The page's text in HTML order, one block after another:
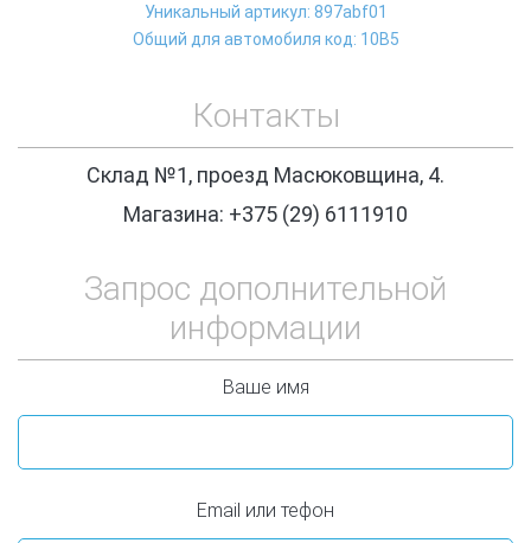
Уникальный артикул: 897abf01
Общий для автомобиля код: 10В5
Контакты
Склад №1, проезд Масюковщина, 4.
Магазина: +375 (29) 6111910
Запрос дополнительной
информации
Ваше имя
Email или тефон